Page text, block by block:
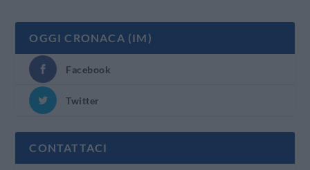
OGGI CRONACA (IM)
Facebook
Twitter
CONTATTACI